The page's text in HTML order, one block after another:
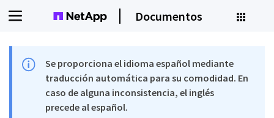
Documentos
Se proporciona el idioma español mediante
traducción automática para su comodidad. En
caso de alguna inconsistencia, el inglés
precede al español.